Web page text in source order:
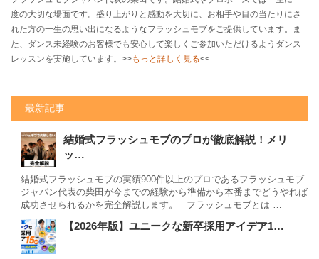
度の大切な場面です。盛り上がりと感動を大切に、お相手や目の当たりにさ
れた方の一生の思い出になるようなフラッシュモブをご提供しています。ま
た、ダンス未経験のお客様でも安心して楽しくご参加いただけるようダンス
レッスンを実施しています。>>もっと詳しく見る<<
最新記事
結婚式フラッシュモブのプロが徹底解説！メリ
ッ…
結婚式フラッシュモブの実績900件以上のプロであるフラッシュモブ
ジャパン代表の柴田が今までの経験から準備から本番までどうやれば
成功させられるかを完全解説します。 フラッシュモブとは …
【2026年版】ユニークな新卒採用アイデア1…